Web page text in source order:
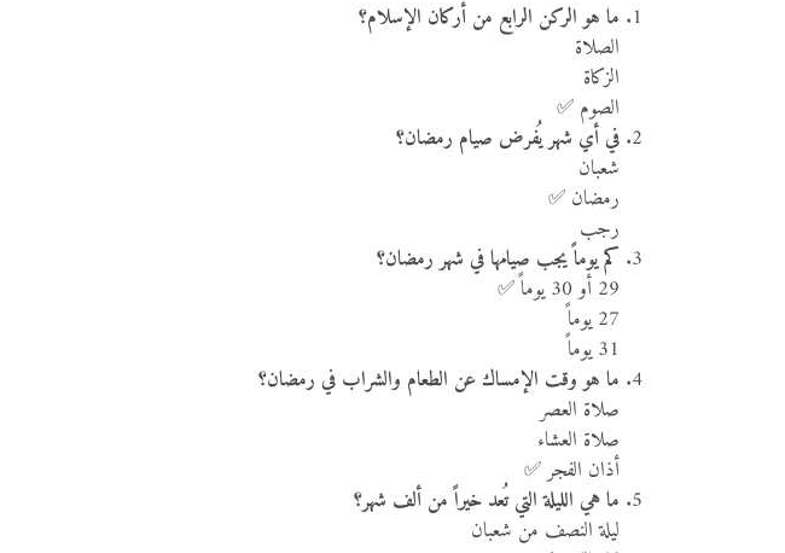
ما هو الركن الرابع من أركان الإسلام؟
الصلاة
الزكاة
الصوم ✅
في أي شهر يُفرض صيام رمضان؟
شعبان
رمضان ✅
رجب
كم يوماً يجب صيامها في شهر رمضان؟
29 أو 30 يوماً ✅
27 يوماً
31 يوماً
ما هو وقت الإمساك عن الطعام والشراب في رمضان؟
صلاة العصر
صلاة العشاء
أذان الفجر ✅
ما هي الليلة التي تُعد خيراً من ألف شهر؟
ليلة النصف من شعبان